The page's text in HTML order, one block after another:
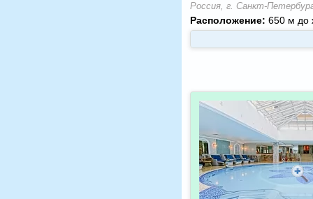
Россия, г. Санкт-
Расположение: 650 м до